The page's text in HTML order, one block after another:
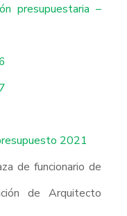
presupuestaria –
2021
de funcionario de
de Arquitecto